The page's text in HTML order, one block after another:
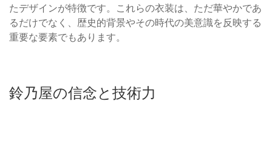
たデザインが特徴です。これらの衣装は、ただ華やかであ
るだけでなく、歴史的背景やその時代の美意識を反映する
重要な要素でもあります。
鈴乃屋の信念と技術力